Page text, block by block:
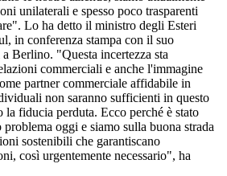
unilaterali e spesso poco trasparenti
Lo ha detto il ministro degli Esteri
in conferenza stampa con il suo
Berlino. "Questa incertezza sta
commerciali e anche l'immagine
partner commerciale affidabile in
non saranno sufficienti in questo
la fiducia perduta. Ecco perché è stato
oggi e siamo sulla buona strada
sostenibili che garantiscano
così urgentemente necessario", ha